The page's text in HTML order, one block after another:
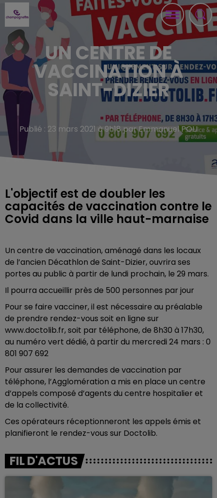
UN CENTRE DE
VACCINATION À
SAINT-DIZIER
Publié : 23 mars 2021 à 9h18 par Emmanuel POLI
L'objectif est de doubler les
capacités de vaccination contre le
Covid dans la ville haut-marnaise
Un centre de vaccination, aménagé dans les locaux
de l’ancien Décathlon de Saint-Dizier, ouvrira ses
portes au public à partir de lundi prochain, le 29 mars.
Il pourra accueillir près de 500 personnes par jour
Pour se faire vacciner, il est nécessaire au préalable
de prendre rendez-vous soit en ligne sur
www.doctolib.fr, soit par téléphone, de 8h30 à 17h30,
au numéro vert dédié, à partir du mercredi 24 mars : 0
801 907 692
Pour assurer les demandes de vaccination par
téléphone, l’Agglomération a mis en place un centre
d’appels composé d’agents du centre hospitalier et
de la collectivité.
Ces opérateurs réceptionneront les appels émis et
planifieront le rendez-vous sur Doctolib.
FIL D'ACTUS